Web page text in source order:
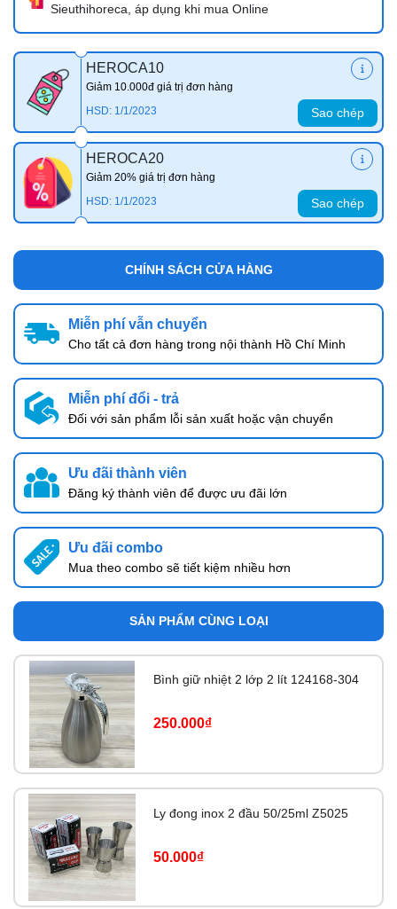
Sieuthihoreca, áp dụng khi mua Online
HEROCA10
Giảm 10.000đ giá trị đơn hàng
HSD: 1/1/2023
Sao chép
HEROCA20
Giảm 20% giá trị đơn hàng
HSD: 1/1/2023
Sao chép
CHÍNH SÁCH CỬA HÀNG
Miễn phí vẫn chuyển
Cho tất cả đơn hàng trong nội thành Hồ Chí Minh
Miễn phí đổi - trả
Đối với sản phẩm lỗi sản xuất hoặc vận chuyển
Ưu đãi thành viên
Đăng ký thành viên để được ưu đãi lớn
Ưu đãi combo
Mua theo combo sẽ tiết kiệm nhiều hơn
SẢN PHẨM CÙNG LOẠI
Bình giữ nhiệt 2 lớp 2 lít 124168-304
250.000₫
Ly đong inox 2 đầu 50/25ml Z5025
50.000₫